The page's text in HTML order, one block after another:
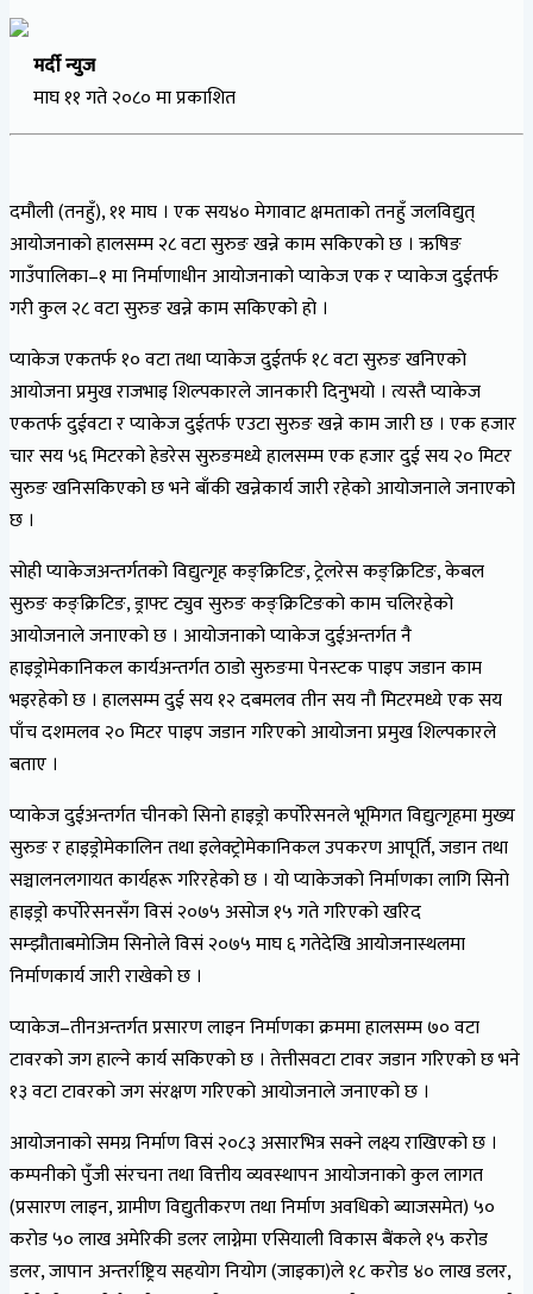
मर्दी न्युज
माघ ११ गते २०८० मा प्रकाशित
दमौली (तनहुँ), ११ माघ । एक सय४० मेगावाट क्षमताको तनहुँ जलविद्युत्
आयोजनाको हालसम्म २८ वटा सुरुङ खन्ने काम सकिएको छ । ऋषिङ
गाउँपालिका–१ मा निर्माणाधीन आयोजनाको प्याकेज एक र प्याकेज दुईतर्फ
गरी कुल २८ वटा सुरुङ खन्ने काम सकिएको हो ।
प्याकेज एकतर्फ १० वटा तथा प्याकेज दुईतर्फ १८ वटा सुरुङ खनिएको
आयोजना प्रमुख राजभाइ शिल्पकारले जानकारी दिनुभयो । त्यस्तै प्याकेज
एकतर्फ दुईवटा र प्याकेज दुईतर्फ एउटा सुरुङ खन्ने काम जारी छ । एक हजार
चार सय ५६ मिटरको हेडरेस सुरुङमध्ये हालसम्म एक हजार दुई सय २० मिटर
सुरुङ खनिसकिएको छ भने बाँकी खन्नेकार्य जारी रहेको आयोजनाले जनाएको
छ ।
सोही प्याकेजअन्तर्गतको विद्युत्गृह कङ्क्रिटिङ, ट्रेलरेस कङ्क्रिटिङ, केबल
सुरुङ कङ्क्रिटिङ, ड्राफ्ट ट्युव सुरुङ कङ्क्रिटिङको काम चलिरहेको
आयोजनाले जनाएको छ । आयोजनाको प्याकेज दुईअन्तर्गत नै
हाइड्रोमेकानिकल कार्यअन्तर्गत ठाडो सुरुङमा पेनस्टक पाइप जडान काम
भइरहेको छ । हालसम्म दुई सय १२ दबमलव तीन सय नौ मिटरमध्ये एक सय
पाँच दशमलव २० मिटर पाइप जडान गरिएको आयोजना प्रमुख शिल्पकारले
बताए ।
प्याकेज दुईअन्तर्गत चीनको सिनो हाइड्रो कर्पोरेसनले भूमिगत विद्युत्गृहमा मुख्य
सुरुङ र हाइड्रोमेकालिन तथा इलेक्ट्रोमेकानिकल उपकरण आपूर्ति, जडान तथा
सञ्चालनलगायत कार्यहरू गरिरहेको छ । यो प्याकेजको निर्माणका लागि सिनो
हाइड्रो कर्पोरेसनसँग विसं २०७५ असोज १५ गते गरिएको खरिद
सम्झौताबमोजिम सिनोले विसं २०७५ माघ ६ गतेदेखि आयोजनास्थलमा
निर्माणकार्य जारी राखेको छ ।
प्याकेज–तीनअन्तर्गत प्रसारण लाइन निर्माणका क्रममा हालसम्म ७० वटा
टावरको जग हाल्ने कार्य सकिएको छ । तेत्तीसवटा टावर जडान गरिएको छ भने
१३ वटा टावरको जग संरक्षण गरिएको आयोजनाले जनाएको छ ।
आयोजनाको समग्र निर्माण विसं २०८३ असारभित्र सक्ने लक्ष्य राखिएको छ ।
कम्पनीको पुँजी संरचना तथा वित्तीय व्यवस्थापन आयोजनाको कुल लागत
(प्रसारण लाइन, ग्रामीण विद्युतीकरण तथा निर्माण अवधिको ब्याजसमेत) ५०
करोड ५० लाख अमेरिकी डलर लाग्नेमा एसियाली विकास बैंकले १५ करोड
डलर, जापान अन्तर्राष्ट्रिय सहयोग नियोग (जाइका)ले १८ करोड ४० लाख डलर,